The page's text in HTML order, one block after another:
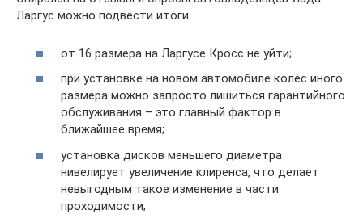
Ларгус можно подвести итоги:
от 16 размера на Ларгусе Кросс не уйти;
при установке на новом автомобиле колёс иного
размера можно запросто лишиться гарантийного
обслуживания – это главный фактор в
ближайшее время;
установка дисков меньшего диаметра
нивелирует увеличение клиренса, что делает
невыгодным такое изменение в части
проходимости;